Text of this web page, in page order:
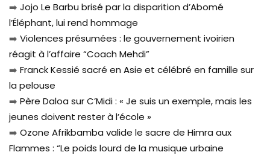
➡️ Jojo Le Barbu brisé par la disparition d’Abomé
l’Éléphant, lui rend hommage
➡️ Violences présumées : le gouvernement ivoirien
réagit à l’affaire “Coach Mehdi”
➡️ Franck Kessié sacré en Asie et célébré en famille sur
la pelouse
➡️ Père Daloa sur C’Midi : « Je suis un exemple, mais les
jeunes doivent rester à l’école »
➡️ Ozone Afrikbamba valide le sacre de Himra aux
Flammes : “Le poids lourd de la musique urbaine